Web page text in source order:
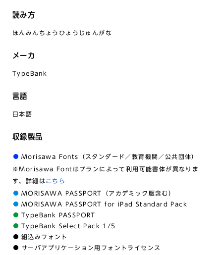
読み方
ほんみんちょうひょうじゅんがな
メーカ
TypeBank
言語
日本語
収録製品
Morisawa Fonts（スタンダード／教育機関／公共団体）
※Morisawa Fontはプランによって利用可能書体が異なりま
す。詳細は こちら
MORISAWA PASSPORT（アカデミック版含む）
MORISAWA PASSPORT for iPad Standard Pack
TypeBank PASSPORT
TypeBank Select Pack 1/5
組込みフォント
サーバアプリケーション用フォントライセンス